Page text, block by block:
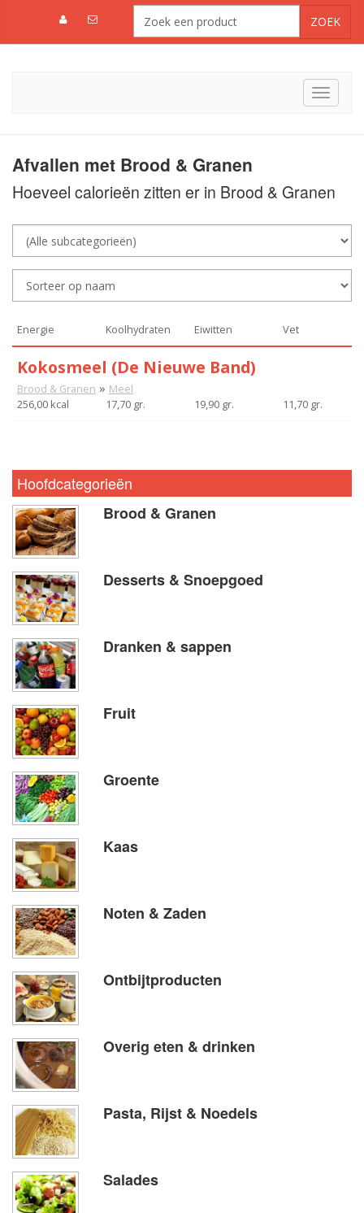
Toggle
Afvallen met Brood & Granen
Hoeveel calorieën zitten er in Brood & Granen
Energie Koolhydraten Eiwitten Vet
Kokosmeel (De Nieuwe Band)
Brood & Granen » Meel
256,00 kcal
17,70 gr. 19,90 gr. 11,70 gr.
Hoofdcategorieën
Brood & Granen
Desserts & Snoepgoed
Dranken & sappen
Fruit
Groente
Kaas
Noten & Zaden
Ontbijtproducten
Overig eten & drinken
Pasta, Rijst & Noedels
Salades